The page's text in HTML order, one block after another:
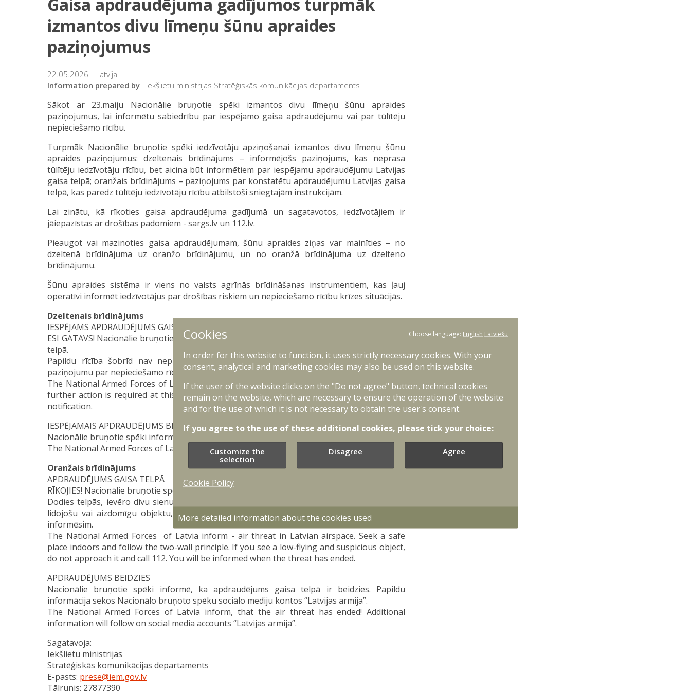
Gaisa apdraudējuma gadījumos turpmāk
izmantos divu līmeņu šūnu apraides
paziņojumus
22.05.2026
Latvijā
Information prepared by
Iekšlietu ministrijas Stratēģiskās komunikācijas departaments
Sākot ar 23.maiju Nacionālie bruņotie spēki izmantos divu līmeņu šūnu apraides
paziņojumus, lai informētu sabiedrību par iespējamo gaisa apdraudējumu vai par tūlītēju
nepieciešamo rīcību.
Turpmāk Nacionālie bruņotie spēki iedzīvotāju apziņošanai izmantos divu līmeņu šūnu
apraides paziņojumus: dzeltenais brīdinājums – informējošs paziņojums, kas neprasa
tūlītēju iedzīvotāju rīcību, bet aicina būt informētiem par iespējamu apdraudējumu Latvijas
gaisa telpā; oranžais brīdinājums – paziņojums par konstatētu apdraudējumu Latvijas gaisa
telpā, kas paredz tūlītēju iedzīvotāju rīcību atbilstoši sniegtajām instrukcijām.
Lai zinātu, kā rīkoties gaisa apdraudējuma gadījumā un sagatavotos, iedzīvotājiem ir
jāiepazīstas ar drošības padomiem - sargs.lv un 112.lv.
Pieaugot vai mazinoties gaisa apdraudējumam, šūnu apraides ziņas var mainīties – no
dzeltenā brīdinājuma uz oranžo brīdinājumu, un no oranžā brīdinājuma uz dzelteno
brīdinājumu.
Šūnu apraides sistēma ir viens no valsts agrīnās brīdināšanas instrumentiem, kas ļauj
operatīvi informēt iedzīvotājus par drošības riskiem un nepieciešamo rīcību krīzes situācijās.
Dzeltenais brīdinājums
IESPĒJAMS APDRAUDĒJUMS GAISA TELPĀ
ESI GATAVS! Nacionālie bruņotie spēki informē, ka ir iespējams apdraudējums Latvijas gaisa
telpā.
Papildu rīcība šobrīd nav nepieciešama. Ja situācija mainīsies, saņemsi šūnu apraides
paziņojumu par nepieciešamo rīcību.
The National Armed Forces of Latvia inform of possible air threats in Latvian airspace. No
further action is required at this time. If the situation escalates, you will be informed by a
notification.
IESPĒJAMAIS APDRAUDĒJUMS BEIDZIES
Nacionālie bruņotie spēki informē, ka iespējamais apdraudējums gaisa telpā ir beidzies.
The National Armed Forces of Latvia inform, that the possible air threat has ended!
Oranžais brīdinājums
APDRAUDĒJUMS GAISA TELPĀ
RĪKOJIES! Nacionālie bruņotie spēki informē - Latvijas gaisa telpā ir apdraudējums.
Dodies telpās, ievēro divu sienu principu! Seko oficiālajiem paziņojumiem. Ja pamani zemu
lidojošu vai aizdomīgu objektu, netuvojies tam un zvani 112! Par apdraudējuma beigām
informēsim.
The National Armed Forces of Latvia inform - air threat in Latvian airspace. Seek a safe
place indoors and follow the two-wall principle. If you see a low-flying and suspicious object,
do not approach it and call 112. You will be informed when the threat has ended.
APDRAUDĒJUMS BEIDZIES
Nacionālie bruņotie spēki informē, ka apdraudējums gaisa telpā ir beidzies. Papildu
informācija sekos Nacionālo bruņoto spēku sociālo mediju kontos “Latvijas armija”.
The National Armed Forces of Latvia inform, that the air threat has ended! Additional
information will follow on social media accounts “Latvijas armija”.
Sagatavoja:
Iekšlietu ministrijas
Stratēģiskās komunikācijas departaments
E-pasts: prese@iem.gov.lv
Tālrunis: 27877390
Cookies Choose language: English Latviešu
In order for this website to function, it uses strictly necessary cookies. With your
consent, analytical and marketing cookies may also be used on this website.
If the user of the website clicks on the "Do not agree" button, technical cookies
remain on the website, which are necessary to ensure the operation of the website
and for the use of which it is not necessary to obtain the user's consent.
If you agree to the use of these additional cookies, please tick your choice:
Customize the
selection
Disagree Agree
Cookie Policy
More detailed information about the cookies used